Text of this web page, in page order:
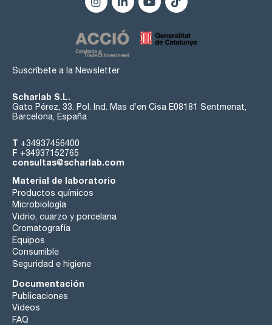
Suscríbete a la Newsletter
Scharlab S.L.
Gato Pérez, 33. Pol. Ind. Mas d’en Cisa E08181 Sentmenat,
Barcelona, España
T +34937456400
F +34937152765
consultas@scharlab.com
Material de laboratorio
Productos químicos
Microbiología
Vidrio, cuarzo y porcelana
Cromatografía
Equipos
Consumible
Seguridad e higiene
Documentación
Publicaciones
Videos
FAQ